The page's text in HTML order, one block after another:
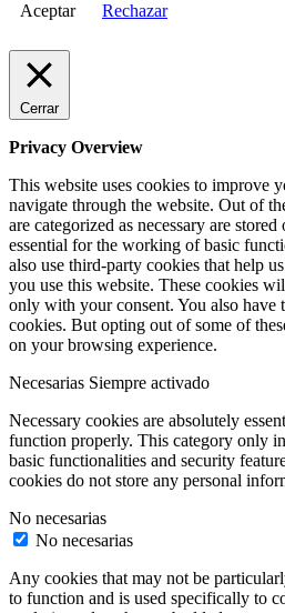
Aceptar Rechazar
Cerrar
Privacy Overview
This website uses cookies to improve
navigate through the website. Out of
are categorized as necessary are
essential for the working of basic
also use third-party cookies that help
you use this website. These cookies
only with your consent. You also have
cookies. But opting out of some of
on your browsing experience.
Necesarias Siempre activado
Necessary cookies are absolutely
function properly. This category only
basic functionalities and security
cookies do not store any personal
No necesarias
No necesarias
Any cookies that may not be
to function and is used specifically to